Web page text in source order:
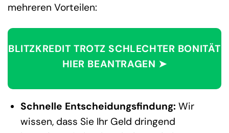
mehreren Vorteilen:
BLITZKREDIT TROTZ SCHLECHTER BONITÄT
HIER BEANTRAGEN ➤
Schnelle Entscheidungsfindung: Wir
wissen, dass Sie Ihr Geld dringend